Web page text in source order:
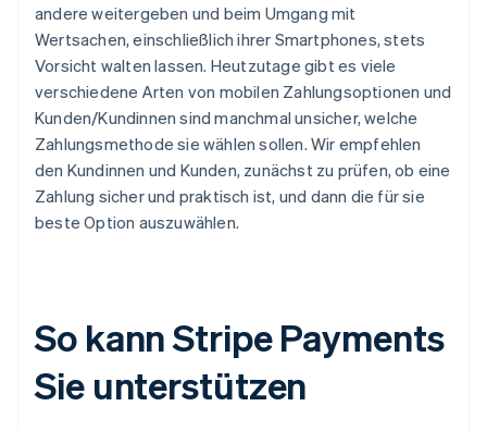
andere weitergeben und beim Umgang mit
Wertsachen, einschließlich ihrer Smartphones, stets
Vorsicht walten lassen. Heutzutage gibt es viele
verschiedene Arten von mobilen Zahlungsoptionen und
Kunden/Kundinnen sind manchmal unsicher, welche
Zahlungsmethode sie wählen sollen. Wir empfehlen
den Kundinnen und Kunden, zunächst zu prüfen, ob eine
Zahlung sicher und praktisch ist, und dann die für sie
beste Option auszuwählen.
So kann Stripe Payments
Sie unterstützen